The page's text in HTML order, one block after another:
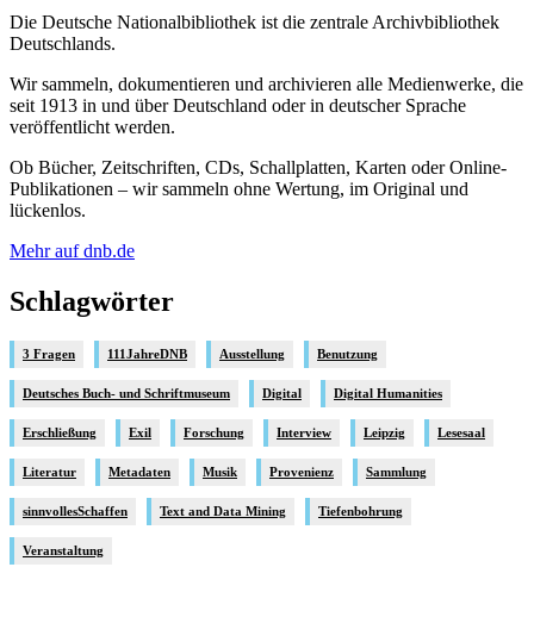
Die Deutsche Nationalbibliothek ist die zentrale Archivbibliothek
Deutschlands.
Wir sammeln, dokumentieren und archivieren alle Medienwerke, die
seit 1913 in und über Deutschland oder in deutscher Sprache
veröffentlicht werden.
Ob Bücher, Zeitschriften, CDs, Schallplatten, Karten oder Online-
Publikationen – wir sammeln ohne Wertung, im Original und
lückenlos.
Mehr auf dnb.de
Schlagwörter
3 Fragen 111JahreDNB Ausstellung Benutzung
Deutsches Buch- und Schriftmuseum Digital Digital Humanities
Erschließung Exil Forschung Interview Leipzig Lesesaal
Literatur Metadaten Musik Provenienz Sammlung
sinnvollesSchaffen Text and Data Mining Tiefenbohrung
Veranstaltung